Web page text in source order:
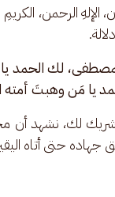
الإلهِ الرحمن،
لك الحمد
يا مَن وهبتَ أمته
شريك لك، نشهد أن
حتى أتاه